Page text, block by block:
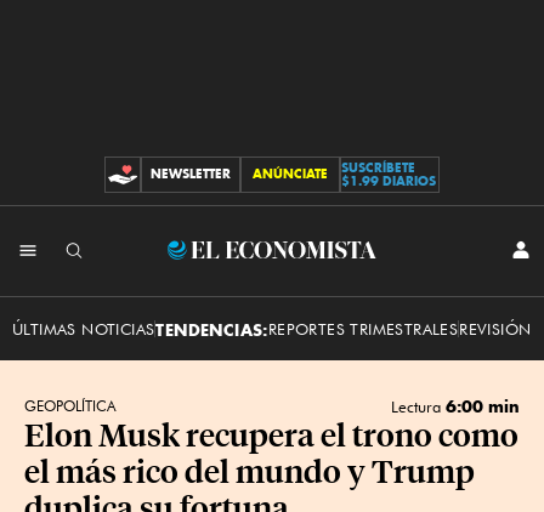
CONTRIBUCIONES
NEWSLETTER ANÚNCIATE
SUSCRÍBETE
$1.99 DIARIOS
El
ÚLTIMAS NOTICIASTENDENCIAS:REPORTES TRIMESTRALESREVISIÓN
GEOPOLÍTICA Lectura 6:00 min
Elon Musk recupera el trono como
el más rico del mundo y Trump